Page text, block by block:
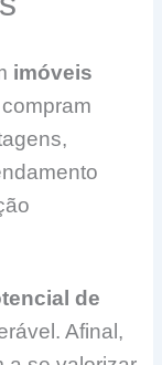
imóveis
de
Afinal,